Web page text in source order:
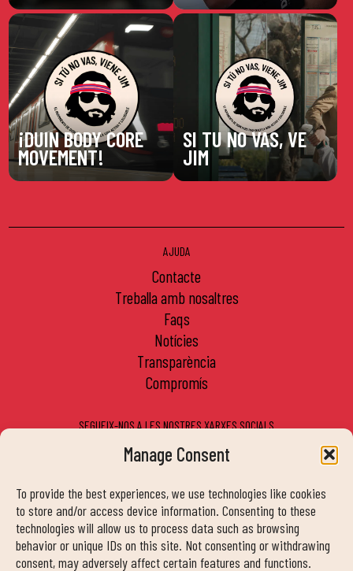
Manage Consent
To provide the best experiences, we use technologies like cookies
to store and/or access device information. Consenting to these
technologies will allow us to process data such as browsing
behavior or unique IDs on this site. Not consenting or withdrawing
consent, may adversely affect certain features and functions.
¡DUIN BODY CORE
MOVEMENT!
SI TU NO VAS, VE
JIM
AJUDA
contacte
treballa amb nosaltres
faqs
notícies
transparència
compromís
SEGUEIX-NOS A LES NOSTRES XARXES SOCIALS
MY DUIN APP